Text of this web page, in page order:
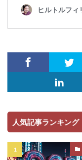
人気記事ランキング